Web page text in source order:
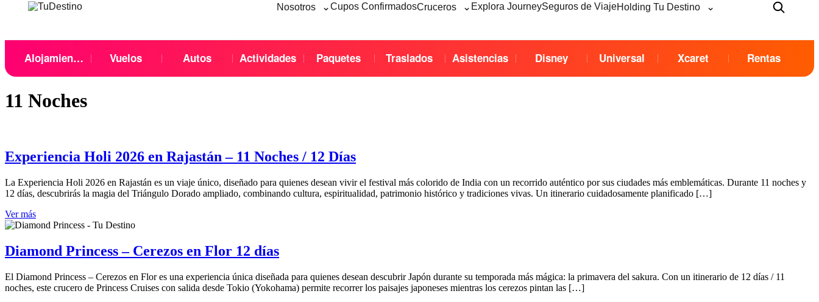
Nosotros ⌄Cupos ConfirmadosCruceros ⌄ Explora JourneySeguros de ViajeHolding Tu Destino ⌄
Alojamientos Vuelos Autos Actividades Paquetes Traslados Asistencias Disney Universal Xcaret Rentas
11 Noches
Experiencia Holi 2026 en Rajastán – 11 Noches / 12 Días
La Experiencia Holi 2026 en Rajastán es un viaje único, diseñado para quienes desean vivir el festival más colorido de India con un recorrido auténtico por sus ciudades más emblemáticas. Durante 11 noches y
12 días, descubrirás la magia del Triángulo Dorado ampliado, combinando cultura, espiritualidad, patrimonio histórico y tradiciones vivas. Un itinerario cuidadosamente planificado […]
Ver más
Diamond Princess – Cerezos en Flor 12 días
El Diamond Princess – Cerezos en Flor es una experiencia única diseñada para quienes desean descubrir Japón durante su temporada más mágica: la primavera del sakura. Con un itinerario de 12 días / 11
noches, este crucero de Princess Cruises con salida desde Tokio (Yokohama) permite recorrer los paisajes japoneses mientras los cerezos pintan las […]